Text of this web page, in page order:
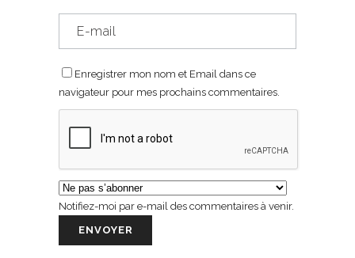
Enregistrer mon nom et Email dans ce
navigateur pour mes prochains commentaires.
Notifiez-moi par e-mail des commentaires à venir.